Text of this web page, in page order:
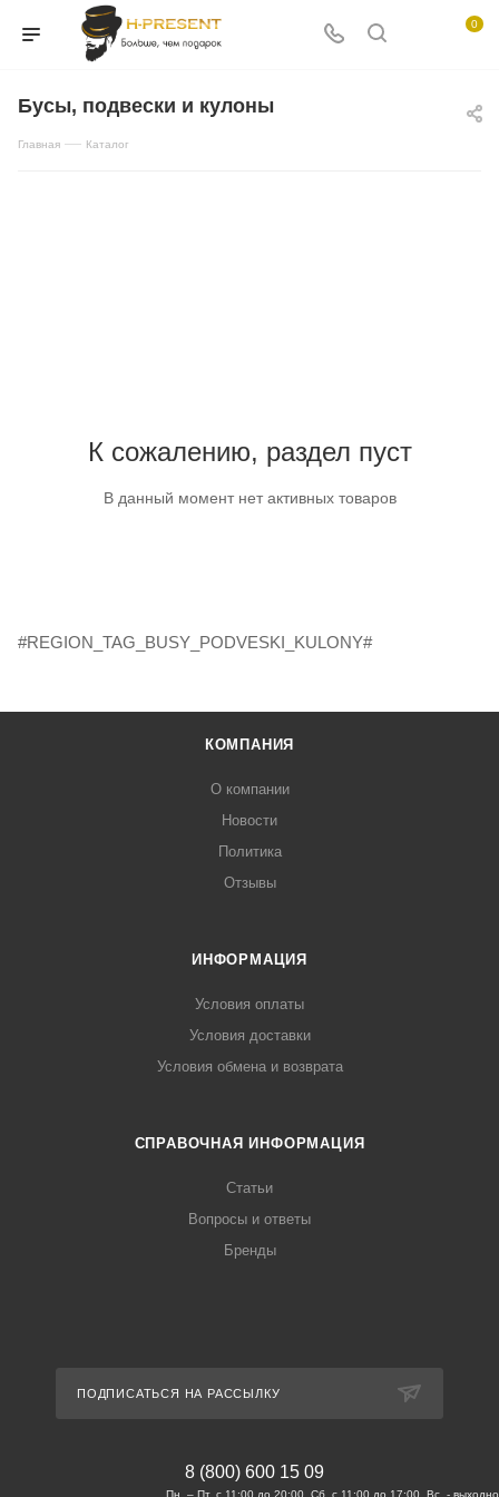
0
Бусы, подвески и кулоны
Главная — Каталог
К сожалению, раздел пуст
В данный момент нет активных товаров
#REGION_TAG_BUSY_PODVESKI_KULONY#
КОМПАНИЯ
О компании
Новости
Политика
Отзывы
ИНФОРМАЦИЯ
Условия оплаты
Условия доставки
Условия обмена и возврата
СПРАВОЧНАЯ ИНФОРМАЦИЯ
Статьи
Вопросы и ответы
Бренды
ПОДПИСАТЬСЯ НА РАССЫЛКУ
8 (800) 600 15 09